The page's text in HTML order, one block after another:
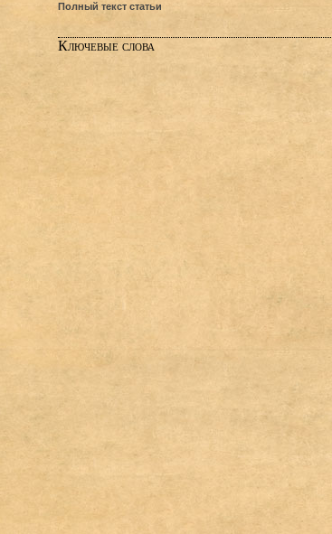
Полный текст статьи
Ключевые слова